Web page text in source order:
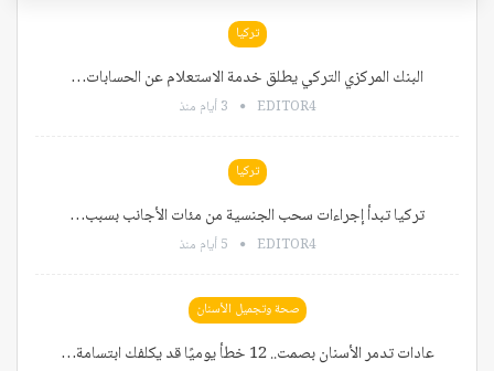
تركيا
البنك المركزي التركي يطلق خدمة الاستعلام عن الحسابات…
EDITOR4 3 أيام منذ
تركيا
تركيا تبدأ إجراءات سحب الجنسية من مئات الأجانب بسبب…
EDITOR4 5 أيام منذ
صحة وتجميل الأسنان
عادات تدمر الأسنان بصمت.. 12 خطأ يوميًا قد يكلفك ابتسامة…